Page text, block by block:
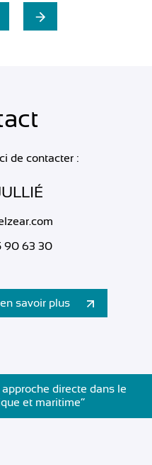
de contacter :
90 63 30
savoir plus
directe dans le
et maritime”